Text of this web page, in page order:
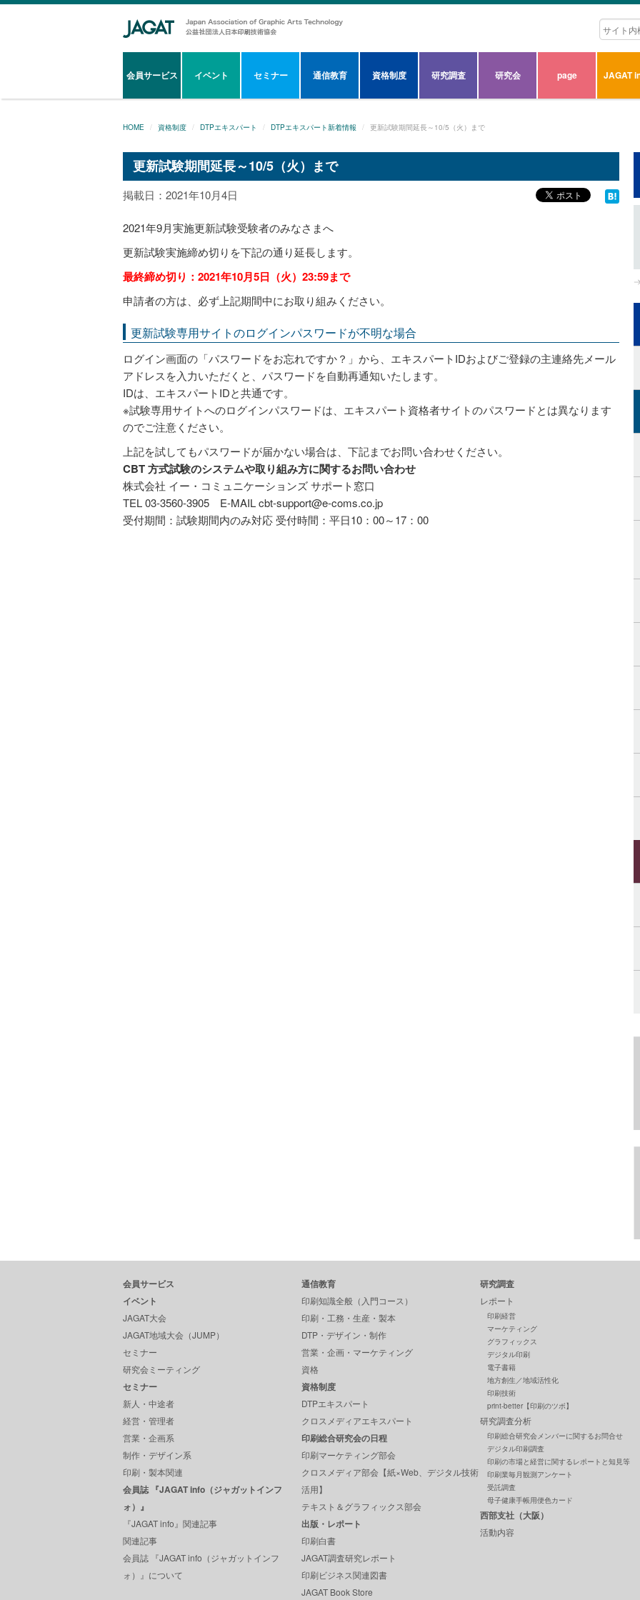
会員サービス イベント セミナー 通信教育 資格制度 研究調査 研究会 page JAGAT
HOME 資格制度 DTPエキスパート DTPエキスパート新着情報 更新試験期間延長～10/5（火）まで
更新試験期間延長～10/5（火）まで
掲載日：2021年10月4日
2021年9月実施更新試験受験者のみなさまへ
更新試験実施締め切りを下記の通り延長します。
最終締め切り：2021年10月5日（火）23:59まで
申請者の方は、必ず上記期間中にお取り組みください。
更新試験専用サイトのログインパスワードが不明な場合
ログイン画面の「パスワードをお忘れですか？」から、エキスパートIDおよびご登録の主連絡先メール
アドレスを入力いただくと、パスワードを自動再通知いたします。
IDは、エキスパートIDと共通です。
※試験専用サイトへのログインパスワードは、エキスパート資格者サイトのパスワードとは異なります
のでご注意ください。
上記を試してもパスワードが届かない場合は、下記までお問い合わせください。
CBT 方式試験のシステムや取り組み方に関するお問い合わせ
株式会社 イー・コミュニケーションズ サポート窓口
TEL 03-3560-3905 E-MAIL cbt-support@e-coms.co.jp
受付期間：試験期間内のみ対応 受付時間：平日10：00～17：00
会員サービス
イベント
JAGAT大会
JAGAT地域大会（JUMP）
セミナー
研究会ミーティング
セミナー
新人・中途者
経営・管理者
営業・企画系
制作・デザイン系
印刷・製本関連
会員誌 『JAGAT info（ジャガットインフ
ォ）』
『JAGAT info』関連記事
関連記事
会員誌 『JAGAT info（ジャガットインフ
ォ）』について
通信教育
印刷知識全般（入門コース）
印刷・工務・生産・製本
DTP・デザイン・制作
営業・企画・マーケティング
資格
資格制度
DTPエキスパート
クロスメディアエキスパート
印刷総合研究会の日程
印刷マーケティング部会
クロスメディア部会【紙×Web、デジタル技術
活用】
テキスト＆グラフィックス部会
出版・レポート
印刷白書
JAGAT調査研究レポート
印刷ビジネス関連図書
JAGAT Book Store
研究調査
レポート
印刷経営
マーケティング
グラフィックス
デジタル印刷
電子書籍
地方創生／地域活性化
印刷技術
print-better【印刷のツボ】
研究調査分析
印刷総合研究会メンバーに関するお問合せ
デジタル印刷調査
印刷の市場と経営に関するレポートと知見等
印刷業毎月観測アンケート
受託調査
母子健康手帳用便色カード
西部支社（大阪）
活動内容